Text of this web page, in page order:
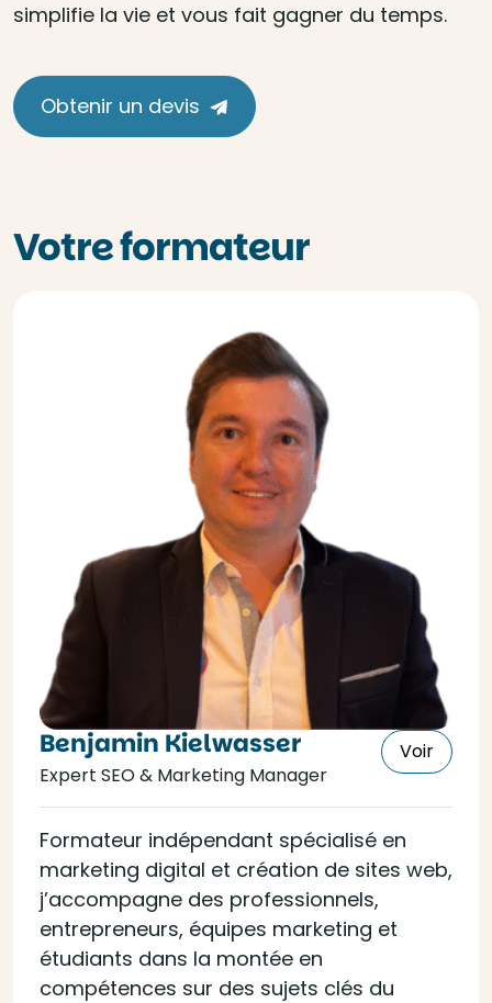
simplifie la vie et vous fait gagner du temps.
Obtenir un devis
Votre formateur
Benjamin Kielwasser
Expert SEO & Marketing Manager
Voir
Formateur indépendant spécialisé en
marketing digital et création de sites web,
j’accompagne des professionnels,
entrepreneurs, équipes marketing et
étudiants dans la montée en
compétences sur des sujets clés du